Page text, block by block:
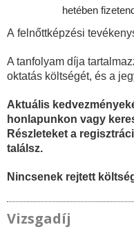
hetében
A felnőttképzési
A tanfolyam díja
oktatás költségét, és a
Aktuális
honlapunkon vagy
Részleteket a
találsz.
Nincsenek rejtett
Vizsgadíj